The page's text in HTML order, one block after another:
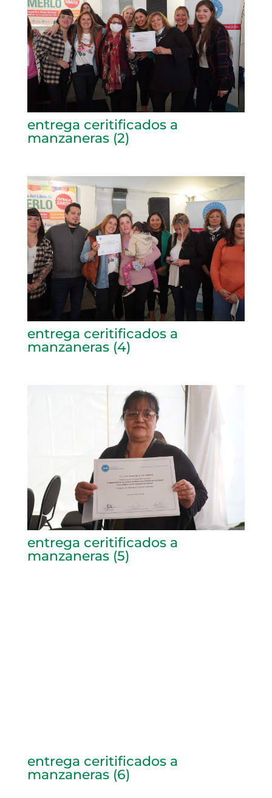
entrega ceritificados a
manzaneras (2)
entrega ceritificados a
manzaneras (4)
entrega ceritificados a
manzaneras (5)
entrega ceritificados a
manzaneras (6)